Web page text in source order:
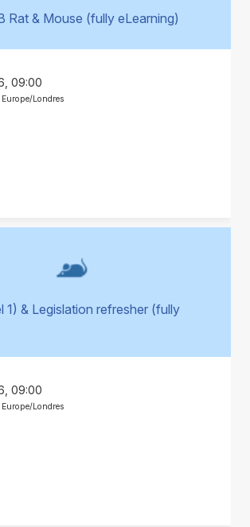
Rat & Mouse (fully eLearning)
09:00
Londres
1) & Legislation refresher (fully
09:00
Londres